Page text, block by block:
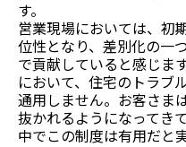
す。
営業現場においては、初
位性となり、差別化の一
で貢献していると感じま
において、住宅のトラブ
通用しません。お客さま
抜かれるようになってき
中でこの制度は有用だと